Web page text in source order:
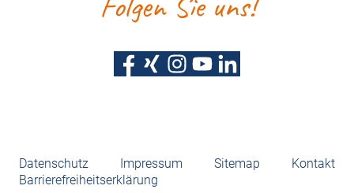
Datenschutz Impressum Sitemap
Kontakt
Barrierefreiheitserklärung